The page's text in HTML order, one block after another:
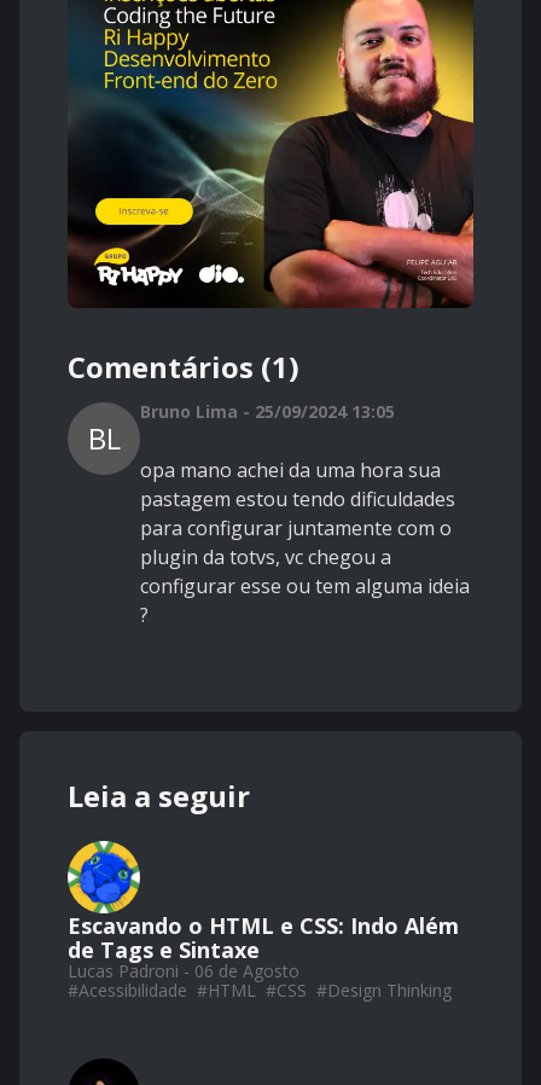
Comentários (1)
BL
Bruno Lima - 25/09/2024 13:05
opa mano achei da uma hora sua
pastagem estou tendo dificuldades
para configurar juntamente com o
plugin da totvs, vc chegou a
configurar esse ou tem alguma ideia
?
Leia a seguir
Escavando o HTML e CSS: Indo Além
de Tags e Sintaxe
Lucas Padroni - 06 de Agosto
#Acessibilidade #HTML #CSS #Design Thinking